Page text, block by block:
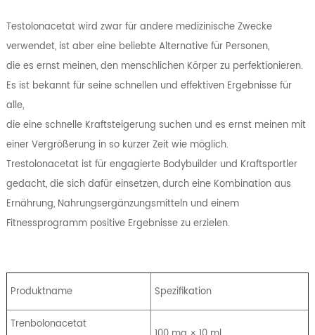
Testolonacetat wird zwar für andere medizinische Zwecke
verwendet, ist aber eine beliebte Alternative für Personen,
die es ernst meinen, den menschlichen Körper zu perfektionieren.
Es ist bekannt für seine schnellen und effektiven Ergebnisse für
alle,
die eine schnelle Kraftsteigerung suchen und es ernst meinen mit
einer Vergrößerung in so kurzer Zeit wie möglich.
Trestolonacetat ist für engagierte Bodybuilder und Kraftsportler
gedacht, die sich dafür einsetzen, durch eine Kombination aus
Ernährung, Nahrungsergänzungsmitteln und einem
Fitnessprogramm positive Ergebnisse zu erzielen.
Produktname Spezifikation
Trenbolonacetat